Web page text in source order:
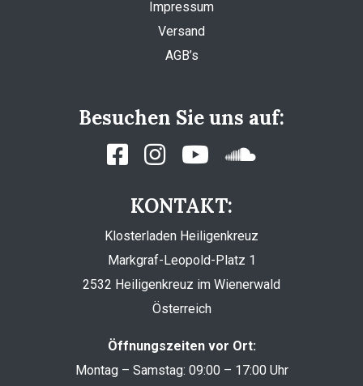
Impressum
Versand
AGB’s
Besuchen Sie uns auf:
KONTAKT:
Klosterladen Heiligenkreuz
Markgraf-Leopold-Platz 1
2532 Heiligenkreuz im Wienerwald
Österreich
Öffnungszeiten vor Ort:
Montag – Samstag: 09:00 – 17:00 Uhr